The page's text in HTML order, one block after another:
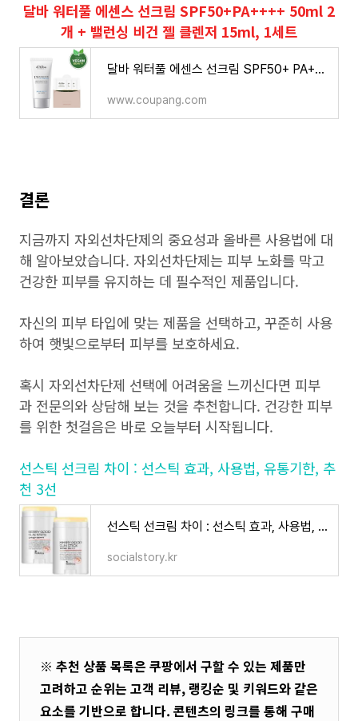
달바 워터풀 에센스 선크림 SPF50+PA++++ 50ml 2
개 + 밸런싱 비건 젤 클렌저 15ml, 1세트
달바 워터풀 에센스 선크림 SPF50+ PA++++ 50ml + 밸런싱 비건 젤 클렌저 3ml x 3p, 1세트
www.coupang.com
결론
지금까지 자외선차단제의 중요성과 올바른 사용법에 대
해 알아보았습니다. 자외선차단제는 피부 노화를 막고
건강한 피부를 유지하는 데 필수적인 제품입니다.
자신의 피부 타입에 맞는 제품을 선택하고, 꾸준히 사용
하여 햇빛으로부터 피부를 보호하세요.
혹시 자외선차단제 선택에 어려움을 느끼신다면 피부
과 전문의와 상담해 보는 것을 추천합니다. 건강한 피부
를 위한 첫걸음은 바로 오늘부터 시작됩니다.
선스틱 선크림 차이 : 선스틱 효과, 사용법, 유통기한, 추
천 3선
선스틱 선크림 차이 : 선스틱 효과, 사용법, 유통기한, 추천 3선
socialstory.kr
※ 추천 상품 목록은 쿠팡에서 구할 수 있는 제품만
고려하고 순위는 고객 리뷰, 랭킹순 및 키워드와 같은
요소를 기반으로 합니다. 콘텐츠의 링크를 통해 구매